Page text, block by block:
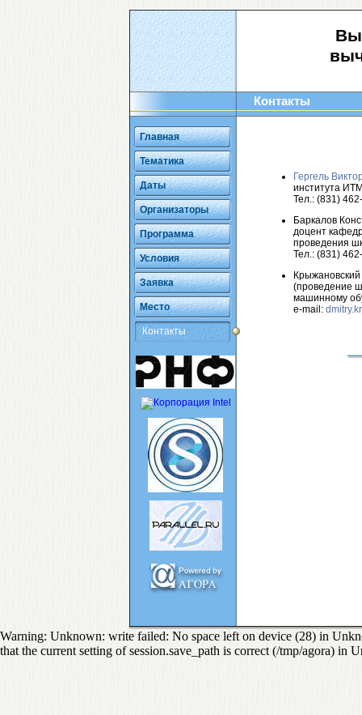
Главная
Тематика
Даты
Организаторы
Программа
Условия
Заявка
Место
Контакты
Контакты
Гергель
института
Тел.: (831)
Баркалов
доцент
проведения
Тел.: (831)
(проведение
машинному
e-mail:
Warning: Unknown: write failed: No space left on device (28) in
that the current setting of session.save_path is correct (/tmp/agora) in